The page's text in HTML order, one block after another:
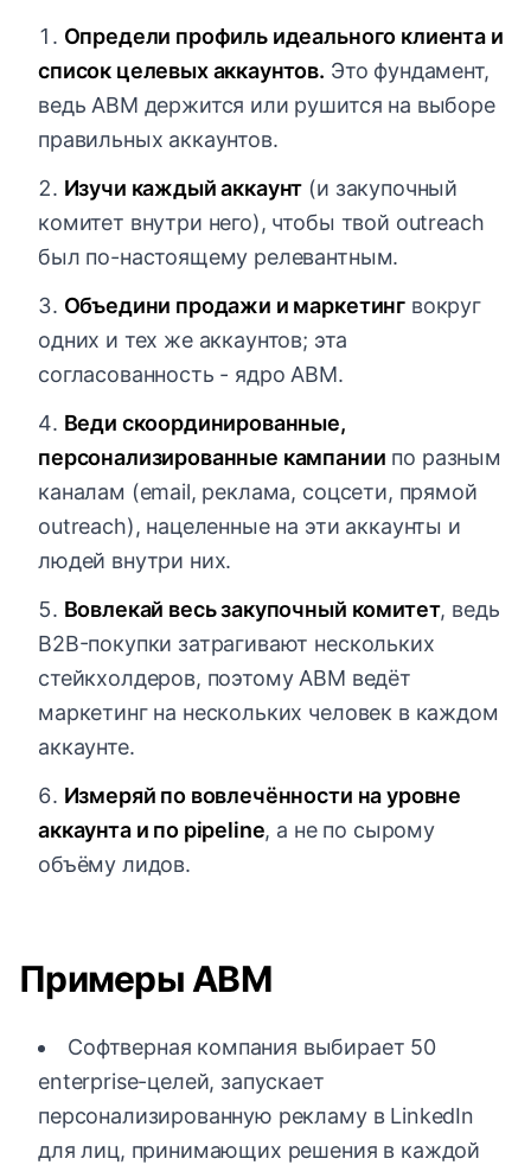
Определи профиль идеального клиента и
список целевых аккаунтов. Это фундамент,
ведь ABM держится или рушится на выборе
правильных аккаунтов.
Изучи каждый аккаунт (и закупочный
комитет внутри него), чтобы твой outreach
был по-настоящему релевантным.
Объедини продажи и маркетинг вокруг
одних и тех же аккаунтов; эта
согласованность - ядро ABM.
Веди скоординированные,
персонализированные кампании по разным
каналам (email, реклама, соцсети, прямой
outreach), нацеленные на эти аккаунты и
людей внутри них.
Вовлекай весь закупочный комитет, ведь
B2B-покупки затрагивают нескольких
стейкхолдеров, поэтому ABM ведёт
маркетинг на нескольких человек в каждом
аккаунте.
Измеряй по вовлечённости на уровне
аккаунта и по pipeline, а не по сырому
объёму лидов.
Примеры ABM
Софтверная компания выбирает 50
enterprise-целей, запускает
персонализированную рекламу в LinkedIn
для лиц, принимающих решения в каждой